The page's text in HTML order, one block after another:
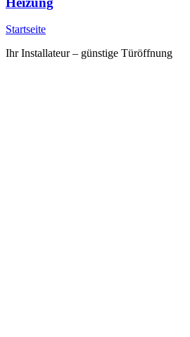
Startseite
Ihr Installateur – günstige Türöffnung